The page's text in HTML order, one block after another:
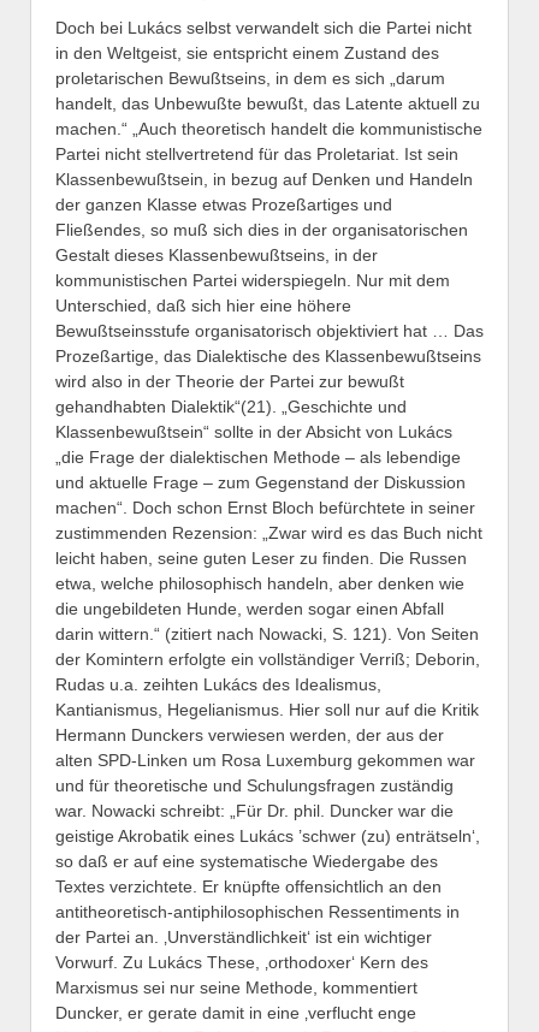
Doch bei Lukács selbst verwandelt sich die Partei nicht
in den Weltgeist, sie entspricht einem Zustand des
proletarischen Bewußtseins, in dem es sich „darum
handelt, das Unbewußte bewußt, das Latente aktuell zu
machen.“ „Auch theoretisch handelt die kommunistische
Partei nicht stellvertretend für das Proletariat. Ist sein
Klassenbewußtsein, in bezug auf Denken und Handeln
der ganzen Klasse etwas Prozeßartiges und
Fließendes, so muß sich dies in der organisatorischen
Gestalt dieses Klassenbewußtseins, in der
kommunistischen Partei widerspiegeln. Nur mit dem
Unterschied, daß sich hier eine höhere
Bewußtseinsstufe organisatorisch objektiviert hat … Das
Prozeßartige, das Dialektische des Klassenbewußtseins
wird also in der Theorie der Partei zur bewußt
gehandhabten Dialektik“(21). „Geschichte und
Klassenbewußtsein“ sollte in der Absicht von Lukács
„die Frage der dialektischen Methode – als lebendige
und aktuelle Frage – zum Gegenstand der Diskussion
machen“. Doch schon Ernst Bloch befürchtete in seiner
zustimmenden Rezension: „Zwar wird es das Buch nicht
leicht haben, seine guten Leser zu finden. Die Russen
etwa, welche philosophisch handeln, aber denken wie
die ungebildeten Hunde, werden sogar einen Abfall
darin wittern.“ (zitiert nach Nowacki, S. 121). Von Seiten
der Komintern erfolgte ein vollständiger Verriß; Deborin,
Rudas u.a. zeihten Lukács des Idealismus,
Kantianismus, Hegelianismus. Hier soll nur auf die Kritik
Hermann Dunckers verwiesen werden, der aus der
alten SPD-Linken um Rosa Luxemburg gekommen war
und für theoretische und Schulungsfragen zuständig
war. Nowacki schreibt: „Für Dr. phil. Duncker war die
geistige Akrobatik eines Lukács ’schwer (zu) enträtseln‘,
so daß er auf eine systematische Wiedergabe des
Textes verzichtete. Er knüpfte offensichtlich an den
antitheoretisch-antiphilosophischen Ressentiments in
der Partei an. ‚Unverständlichkeit‘ ist ein wichtiger
Vorwurf. Zu Lukács These, ‚orthodoxer‘ Kern des
Marxismus sei nur seine Methode, kommentiert
Duncker, er gerate damit in eine ‚verflucht enge